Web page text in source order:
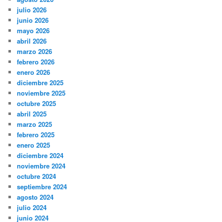
julio 2026
junio 2026
mayo 2026
abril 2026
marzo 2026
febrero 2026
enero 2026
diciembre 2025
noviembre 2025
octubre 2025
abril 2025
marzo 2025
febrero 2025
enero 2025
diciembre 2024
noviembre 2024
octubre 2024
septiembre 2024
agosto 2024
julio 2024
junio 2024